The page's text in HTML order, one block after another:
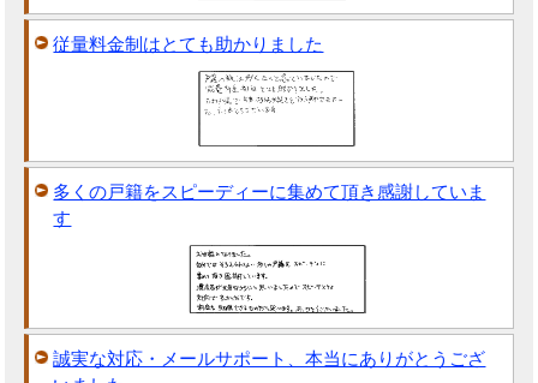
従量料金制はとても助かりました
多くの戸籍をスピーディーに集めて頂き感謝していま
す
誠実な対応・メールサポート、本当にありがとうござ